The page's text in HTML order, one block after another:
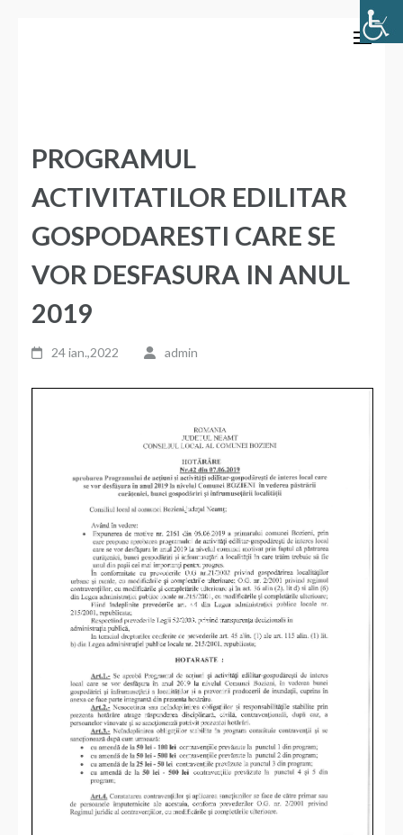
PROGRAMUL
ACTIVITATILOR EDILITAR
GOSPODARESTI CARE SE
VOR DESFASURA IN ANUL
2019
24 ian.,2022 admin